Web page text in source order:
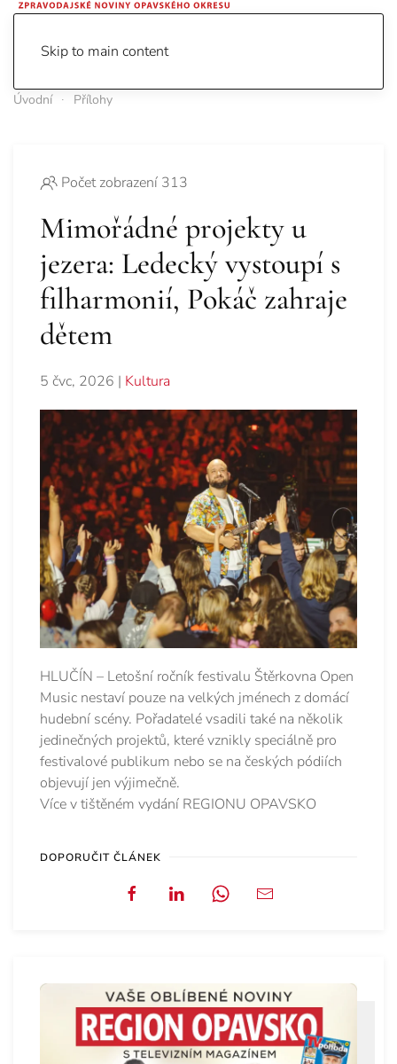
Skip to main content
Úvodní Přílohy
Počet zobrazení 313
Mimořádné projekty u
jezera: Ledecký vystoupí s
filharmonií, Pokáč zahraje
dětem
5 čvc, 2026 | Kultura
HLUČÍN – Letošní ročník festivalu Štěrkovna Open
Music nestaví pouze na velkých jménech z domácí
hudební scény. Pořadatelé vsadili také na několik
jedinečných projektů, které vznikly speciálně pro
festivalové publikum nebo se na českých pódiích
objevují jen výjimečně.
Více v tištěném vydání REGIONU OPAVSKO
DOPORUČIT ČLÁNEK